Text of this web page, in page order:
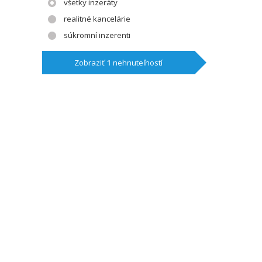
všetky inzeráty
realitné kancelárie
súkromní inzerenti
Zobraziť1 nehnuteľností